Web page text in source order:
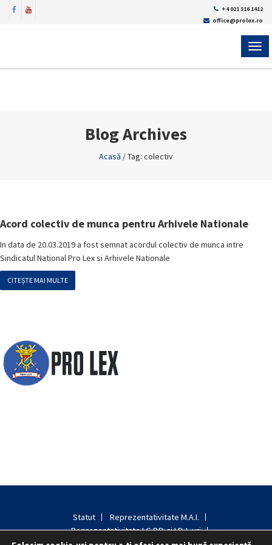
+4 021 316 1412
office@prolex.ro
Blog Archives
Acasă /Tag: colectiv
Acord colectiv de munca pentru Arhivele Nationale
In data de 20.03.2019 a fost semnat acordul colectiv de munca intre
Sindicatul National Pro Lex si Arhivele Nationale
CITEȘTE MAI MULTE
Statut
Reprezentativitate M.A.I.
Reprezentativitate I.G.P.R. și I.P.J.-uri